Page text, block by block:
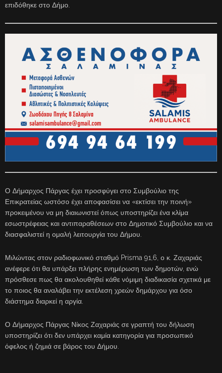
επιδόθηκε στο Δήμο.
Ο Δήμαρχος Πάργας έχει προσφύγει στο Συμβούλιο της
Επικρατείας ωστόσο έχει αποφασίσει να «εκτίσει την ποινή»
προκειμένου να μη διαιωνιστεί όπως υποστηρίζει ένα κλίμα
εσωστρέφειας και αντιπαραθέσεων στο Δημοτικό Συμβούλιο και να
διασφαλιστεί η ομαλή λειτουργία του Δήμου.
Μιλώντας στον ραδιοφωνικό σταθμό Prisma 91,6, ο κ. Ζαχαριάς
ανέφερε ότι θα υπάρξει πλήρης ενημέρωση των δημοτών, ενώ
πρόσθεσε πως θα ακολουθηθεί κάθε νόμιμη διαδικασία σχετικά με
το ποιος θα αναλάβει την εκτέλεση χρεών δημάρχου για όσο
διάστημα διαρκεί η αργία.
Ο Δήμαρχος Πάργας Νίκος Ζαχαριάς σε γραπτή του δήλωση
υποστηρίζει ότι δεν υπάρχει καμία κατηγορία για προσωπικό
όφελος ή ζημιά σε βάρος του Δήμου.